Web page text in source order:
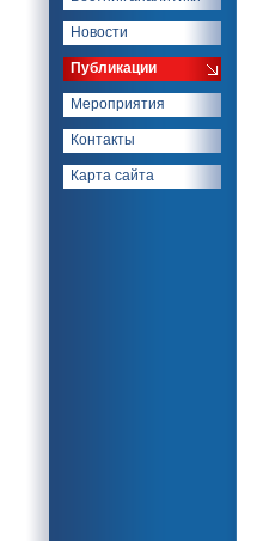
Новости
Публикации
Мероприятия
Контакты
Карта сайта